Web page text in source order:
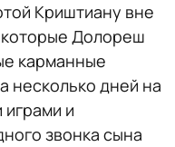
Криштиану вне
Долореш
карманные
несколько дней на
и
звонка сына